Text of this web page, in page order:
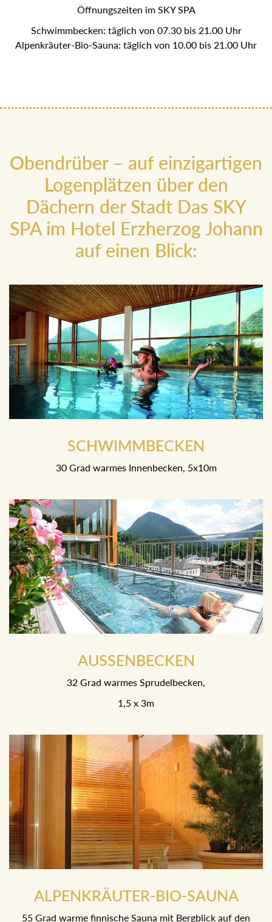
Öffnungszeiten im SKY SPA
Schwimmbecken: täglich von 07.30 bis 21.00 Uhr
Alpenkräuter-Bio-Sauna: täglich von 10.00 bis 21.00 Uhr
Obendrüber – auf einzigartigen
Logenplätzen über den
Dächern der Stadt Das SKY
SPA im Hotel Erzherzog Johann
auf einen Blick:
SCHWIMMBECKEN
30 Grad warmes Innenbecken, 5x10m
AUSSENBECKEN
32 Grad warmes Sprudelbecken,
1,5 x 3m
ALPENKRÄUTER-BIO-SAUNA
55 Grad warme finnische Sauna mit Bergblick auf den